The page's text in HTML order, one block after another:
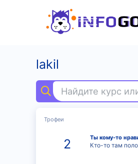
lakil
Найдите курс
Трофеи
2 Ты кому-то
Кто-то там